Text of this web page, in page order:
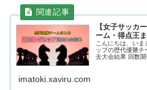
【女子サッカ
ーム・得点王ま
こんにちは、い
ップの歴代優勝チ
去大会結果 回数
imatoki.xaviru.com